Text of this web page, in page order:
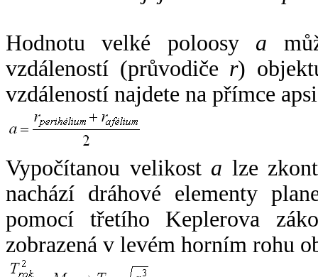
Hodnotu velké poloosy a
vzdáleností (průvodiče r)
vzdáleností najdete na přímce
Vypočítanou velikost a lze
nachází dráhové elementy
pomocí třetího Keplerova
zobrazená v levém horním rohu